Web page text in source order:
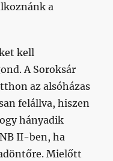
a
kell
A Soroksár
az alsóházas
felállva, hiszen
hányadik
II-ben, ha
Mielőtt